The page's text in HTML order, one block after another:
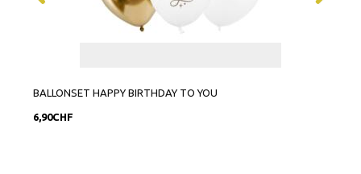
BALLONSET HAPPY BIRTHDAY TO YOU
6,90CHF